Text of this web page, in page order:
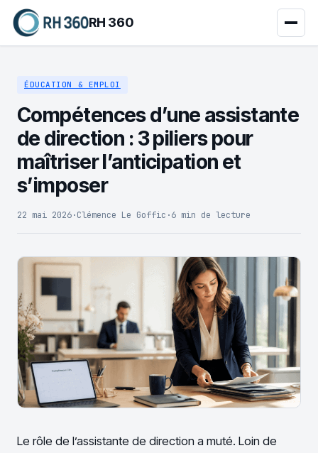
RH 360
ÉDUCATION & EMPLOI
Compétences d’une assistante
de direction : 3 piliers pour
maîtriser l’anticipation et
s’imposer
22 mai 2026·Clémence Le Goffic ·6 min de lecture
Le rôle de l’assistante de direction a muté. Loin de